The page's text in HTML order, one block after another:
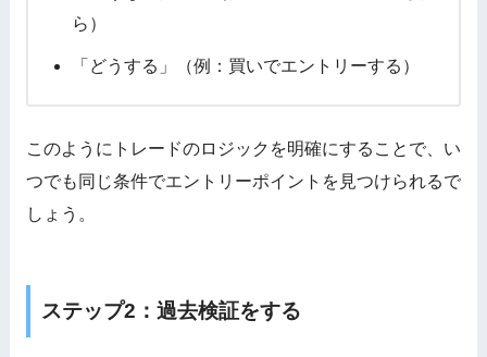
ら）
「どうする」（例：買いでエントリーする）
このようにトレードのロジックを明確にすることで、い
つでも同じ条件でエントリーポイントを見つけられるで
しょう。
ステップ2：過去検証をする